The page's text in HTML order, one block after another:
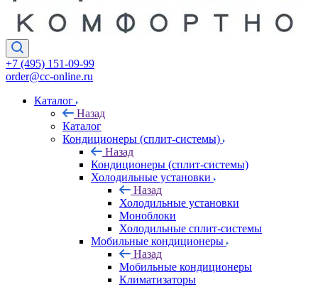
+7 (495) 151-09-99
order@cc-online.ru
Каталог
Назад
Каталог
Кондиционеры (сплит-системы)
Назад
Кондиционеры (сплит-системы)
Холодильные установки
Назад
Холодильные установки
Моноблоки
Холодильные сплит-системы
Мобильные кондиционеры
Назад
Мобильные кондиционеры
Климатизаторы